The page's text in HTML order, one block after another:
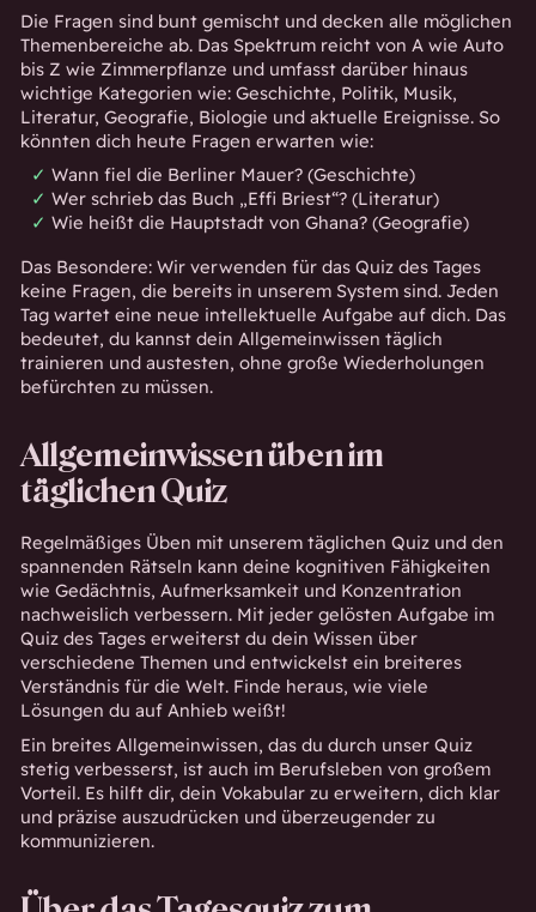
Die Fragen sind bunt gemischt und decken alle möglichen
Themenbereiche ab. Das Spektrum reicht von A wie Auto
bis Z wie Zimmerpflanze und umfasst darüber hinaus
wichtige Kategorien wie: Geschichte, Politik, Musik,
Literatur, Geografie, Biologie und aktuelle Ereignisse. So
könnten dich heute Fragen erwarten wie:
Wann fiel die Berliner Mauer? (Geschichte)
Wer schrieb das Buch „Effi Briest“? (Literatur)
Wie heißt die Hauptstadt von Ghana? (Geografie)
Das Besondere: Wir verwenden für das Quiz des Tages
keine Fragen, die bereits in unserem System sind. Jeden
Tag wartet eine neue intellektuelle Aufgabe auf dich. Das
bedeutet, du kannst dein Allgemeinwissen täglich
trainieren und austesten, ohne große Wiederholungen
befürchten zu müssen.
Allgemeinwissen üben im
täglichen Quiz
Regelmäßiges Üben mit unserem täglichen Quiz und den
spannenden Rätseln kann deine kognitiven Fähigkeiten
wie Gedächtnis, Aufmerksamkeit und Konzentration
nachweislich verbessern. Mit jeder gelösten Aufgabe im
Quiz des Tages erweiterst du dein Wissen über
verschiedene Themen und entwickelst ein breiteres
Verständnis für die Welt. Finde heraus, wie viele
Lösungen du auf Anhieb weißt!
Ein breites Allgemeinwissen, das du durch unser Quiz
stetig verbesserst, ist auch im Berufsleben von großem
Vorteil. Es hilft dir, dein Vokabular zu erweitern, dich klar
und präzise auszudrücken und überzeugender zu
kommunizieren.